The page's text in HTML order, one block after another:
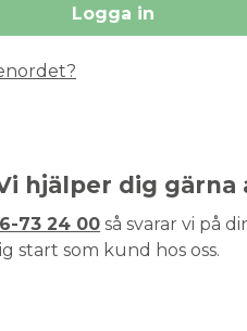
hjälper dig
73 24 00 så svarar vi på
start som kund hos oss.